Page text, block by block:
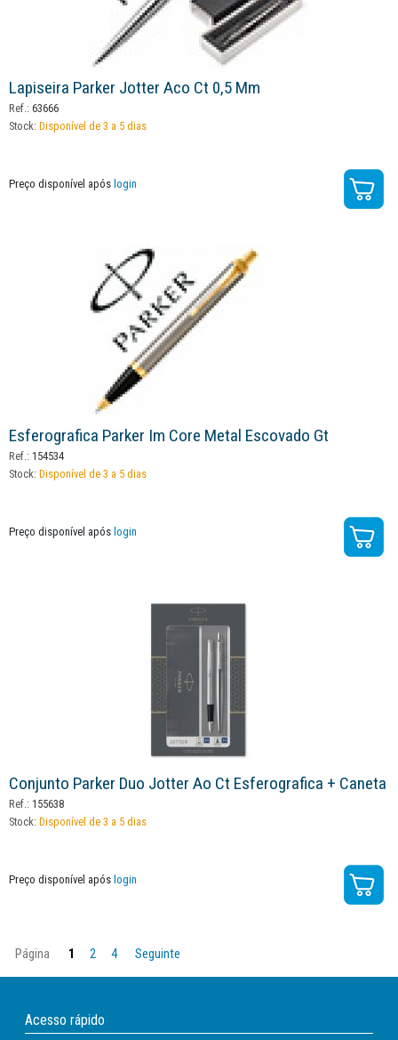
Lapiseira Parker Jotter Aco Ct 0,5 Mm
Ref.: 63666
Stock: Disponível de 3 a 5 dias
Preço disponível após login
Esferografica Parker Im Core Metal Escovado Gt
Ref.: 154534
Stock: Disponível de 3 a 5 dias
Preço disponível após login
Conjunto Parker Duo Jotter Ao Ct Esferografica + Caneta
Ref.: 155638
Stock: Disponível de 3 a 5 dias
Preço disponível após login
Página 1 2 4 Seguinte
Acesso rápido